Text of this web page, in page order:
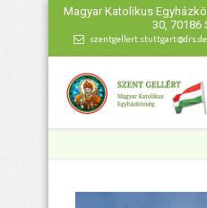
Magyar Katolikus
30, 70186
szentgellert.stuttgart@drs.de